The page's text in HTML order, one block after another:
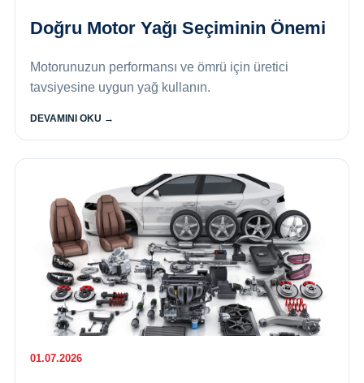
Doğru Motor Yağı Seçiminin Önemi
Motorunuzun performansı ve ömrü için üretici
tavsiyesine uygun yağ kullanın.
DEVAMINI OKU →
01.07.2026